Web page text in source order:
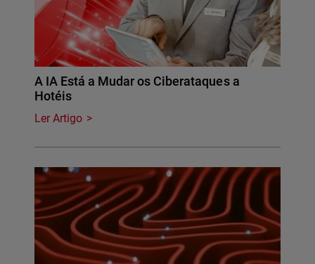
A IA Está a Mudar os Ciberataques a
Hotéis
Ler Artigo